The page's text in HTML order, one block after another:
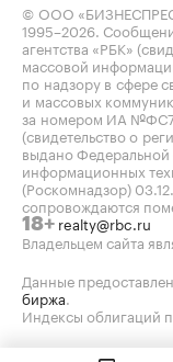
© ООО
1995–2026.
агентства «РБК»
массовой
по надзору в сфере
и массовых
за номером ИА
(свидетельство о
выдано
информационных
(Роскомнадзор)
сопровождаются
18+ realty@rbc.ru
Владельцем сайта
Данные
биржа.
Индексы облигаций